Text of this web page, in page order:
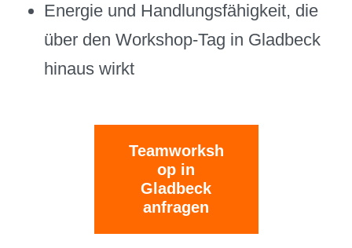
Energie und Handlungsfähigkeit, die
über den Workshop-Tag in Gladbeck
hinaus wirkt
Teamworksh
op in
Gladbeck
anfragen